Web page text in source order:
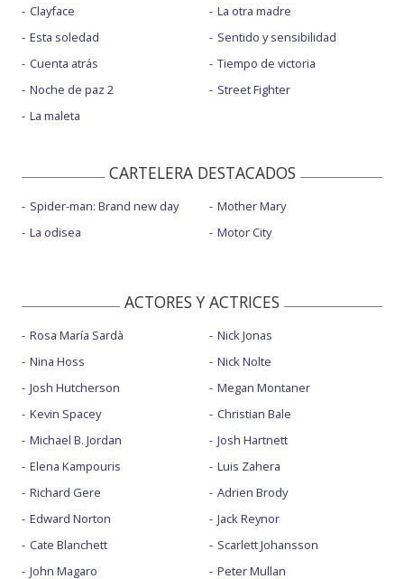
Clayface
Esta soledad
Cuenta atrás
Noche de paz 2
La maleta
La otra madre
Sentido y sensibilidad
Tiempo de victoria
Street Fighter
CARTELERA DESTACADOS
Spider-man: Brand new day
La odisea
Mother Mary
Motor City
ACTORES Y ACTRICES
Rosa María Sardà
Nina Hoss
Josh Hutcherson
Kevin Spacey
Michael B. Jordan
Elena Kampouris
Richard Gere
Edward Norton
Cate Blanchett
John Magaro
Nick Jonas
Nick Nolte
Megan Montaner
Christian Bale
Josh Hartnett
Luis Zahera
Adrien Brody
Jack Reynor
Scarlett Johansson
Peter Mullan